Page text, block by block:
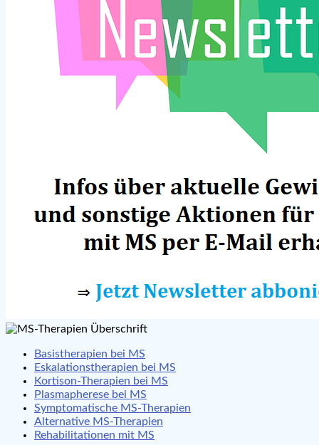
Basistherapien bei MS
Eskalationstherapien bei MS
Kortison-Therapien bei MS
Plasmapherese bei MS
Symptomatische MS-Therapien
Alternative MS-Therapien
Rehabilitationen mit MS